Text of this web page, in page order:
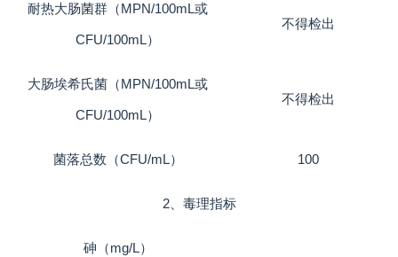
耐热大肠菌群（MPN/100mL或
CFU/100mL）
不得检出
大肠埃希氏菌（MPN/100mL或
CFU/100mL）
不得检出
菌落总数（CFU/mL） 100
2、毒理指标
砷（mg/L）